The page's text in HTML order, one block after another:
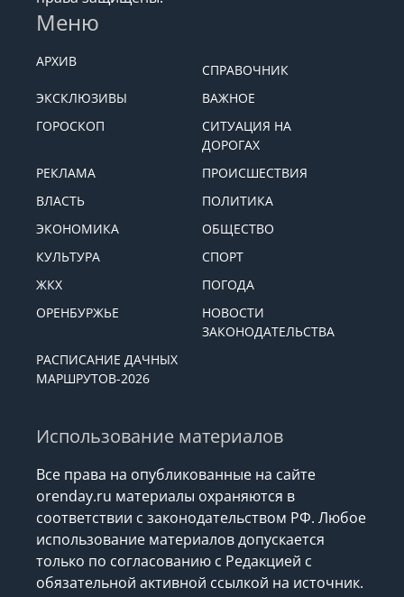
© 2008-2026 Новости Оренбурга Orenday. Все
права защищены.
Меню
АРХИВ
СПРАВОЧНИК
ЭКСКЛЮЗИВЫ
ВАЖНОЕ
ДОРОГАХ
РЕКЛАМА
ПРОИСШЕСТВИЯ
ВЛАСТЬ
ПОЛИТИКА
ЭКОНОМИКА
ОБЩЕСТВО
КУЛЬТУРА
СПОРТ
ЖКХ
ПОГОДА
Использование материалов
Все права на опубликованные на сайте
orenday.ru материалы охраняются в
соответствии с законодательством РФ. Любое
использование материалов допускается